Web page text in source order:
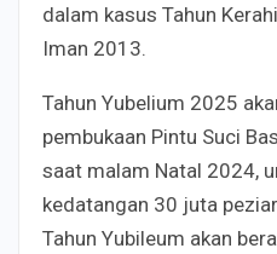
dalam kasus Tahun
Iman 2013.
Tahun Yubelium 2025
pembukaan Pintu Suci
saat malam Natal 2024,
kedatangan 30 juta
Tahun Yubileum akan